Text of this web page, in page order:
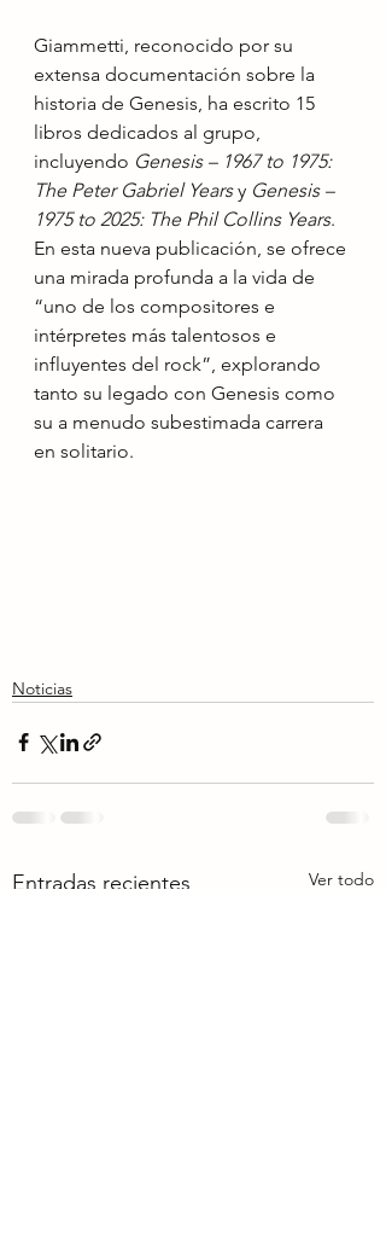
Giammetti, reconocido por su
extensa documentación sobre la
historia de Genesis, ha escrito 15
libros dedicados al grupo,
incluyendo Genesis – 1967 to 1975:
The Peter Gabriel Years y Genesis –
1975 to 2025: The Phil Collins Years.
En esta nueva publicación, se ofrece
una mirada profunda a la vida de
“uno de los compositores e
intérpretes más talentosos e
influyentes del rock”, explorando
tanto su legado con Genesis como
su a menudo subestimada carrera
en solitario.
Noticias
Entradas recientes Ver todo